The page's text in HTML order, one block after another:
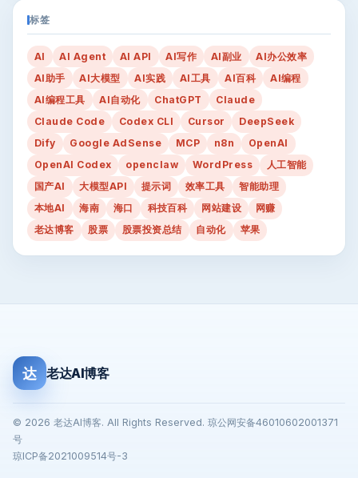
标签
AI AI Agent AI API AI写作 AI副业
AI办公效率
AI助手
AI大模型 AI实践 AI工具 AI百科
AI编程
AI编程工具
AI自动化 ChatGPT
Claude
Claude Code
Codex CLI Cursor
DeepSeek
Dify
Google AdSense MCP n8n
OpenAI
OpenAI Codex
openclaw WordPress
人工智能
国产AI
大模型API 提示词 效率工具
智能助理
本地AI
海南 海口 科技百科 网站建设
网赚
老达博客
股票 股票投资总结 自动化 苹果
达 老达AI博客
© 2026 老达AI博客. All Rights Reserved. 琼公网安备46010602001371
号
琼ICP备2021009514号-3